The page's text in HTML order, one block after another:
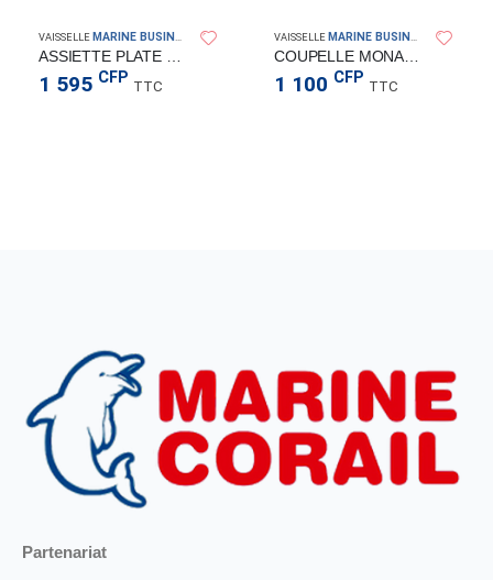
VAISSELLEMARINE BUSINESS
1 595 CFP TTC
VAISSELLEMARINE BUSINESS
1 100 CFP TTC
Partenariat